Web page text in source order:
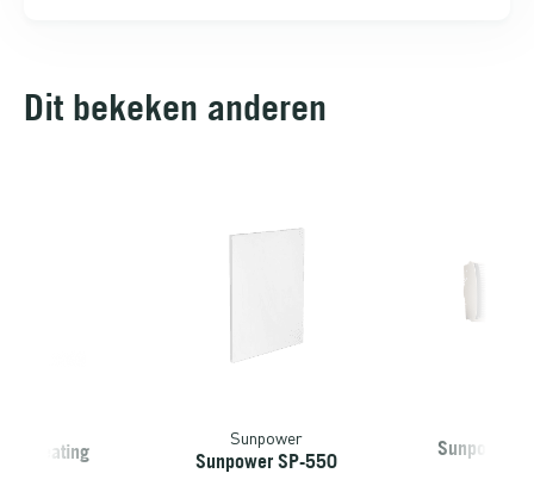
Dit bekeken anderen
Heating
Sunpower
Sunpower SP-550
Sunpower